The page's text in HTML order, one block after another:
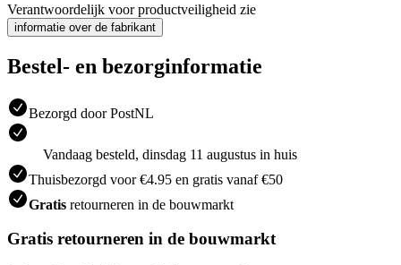
Verantwoordelijk voor productveiligheid zie
informatie over de fabrikant
Bestel- en bezorginformatie
Bezorgd door PostNL
Vandaag besteld, dinsdag 11 augustus in huis
Thuisbezorgd voor €4.95 en gratis vanaf €50
Gratis retourneren in de bouwmarkt
Gratis retourneren in de bouwmarkt